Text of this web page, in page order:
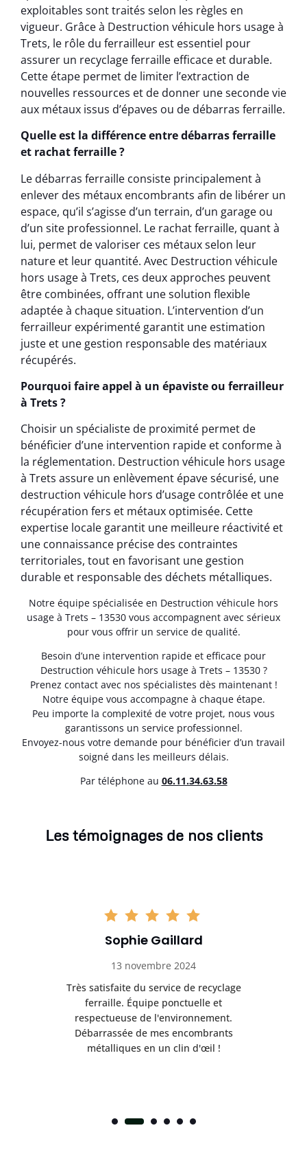
exploitables sont traités selon les règles en
vigueur. Grâce à Destruction véhicule hors usage à
Trets, le rôle du ferrailleur est essentiel pour
assurer un recyclage ferraille efficace et durable.
Cette étape permet de limiter l’extraction de
nouvelles ressources et de donner une seconde vie
aux métaux issus d’épaves ou de débarras ferraille.
Quelle est la différence entre débarras ferraille
et rachat ferraille ?
Le débarras ferraille consiste principalement à
enlever des métaux encombrants afin de libérer un
espace, qu’il s’agisse d’un terrain, d’un garage ou
d’un site professionnel. Le rachat ferraille, quant à
lui, permet de valoriser ces métaux selon leur
nature et leur quantité. Avec Destruction véhicule
hors usage à Trets, ces deux approches peuvent
être combinées, offrant une solution flexible
adaptée à chaque situation. L’intervention d’un
ferrailleur expérimenté garantit une estimation
juste et une gestion responsable des matériaux
récupérés.
Pourquoi faire appel à un épaviste ou ferrailleur
à Trets ?
Choisir un spécialiste de proximité permet de
bénéficier d’une intervention rapide et conforme à
la réglementation. Destruction véhicule hors usage
à Trets assure un enlèvement épave sécurisé, une
destruction véhicule hors d’usage contrôlée et une
récupération fers et métaux optimisée. Cette
expertise locale garantit une meilleure réactivité et
une connaissance précise des contraintes
territoriales, tout en favorisant une gestion
durable et responsable des déchets métalliques.
Notre équipe spécialisée en Destruction véhicule hors
usage à Trets – 13530 vous accompagnent avec sérieux
pour vous offrir un service de qualité.
Besoin d’une intervention rapide et efficace pour
Destruction véhicule hors usage à Trets – 13530 ?
Prenez contact avec nos spécialistes dès maintenant !
Notre équipe vous accompagne à chaque étape.
Peu importe la complexité de votre projet, nous vous
garantissons un service professionnel.
Envoyez-nous votre demande pour bénéficier d’un travail
soigné dans les meilleurs délais.
Par téléphone au 06.11.34.63.58
Les témoignages de nos clients
Sophie Gaillard
13 novembre 2024
Très satisfaite du service de recyclage
ferraille. Équipe ponctuelle et
respectueuse de l'environnement.
Débarrassée de mes encombrants
métalliques en un clin d'œil !